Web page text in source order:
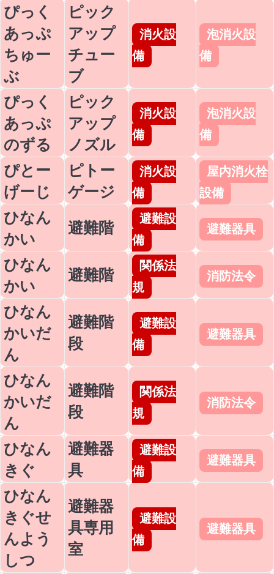
ぴっく
あっぷ
ちゅー
ぶ
ピック
アップ
チュー
ブ
消火設
備
泡消火設
備
ぴっく
あっぷ
のずる
ピック
アップ
ノズル
消火設
備
泡消火設
備
ぴとー
げーじ
ピトー
ゲージ
消火設
備
屋内消火栓
設備
ひなん
かい
避難階
避難設
備
避難器具
ひなん
かい
避難階
関係法
規
消防法令
ひなん
かいだ
ん
避難階
段
避難設
備
避難器具
ひなん
かいだ
ん
避難階
段
関係法
規
消防法令
ひなん
きぐ
避難器
具
避難設
備
避難器具
ひなん
きぐせ
んよう
しつ
避難器
具専用
室
避難設
備
避難器具